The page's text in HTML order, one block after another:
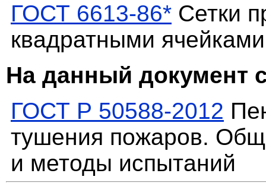
ГОСТ 6613-86* Сетки
квадратными
На данный документ
ГОСТ Р 50588-2012
тушения пожаров.
и методы испытаний